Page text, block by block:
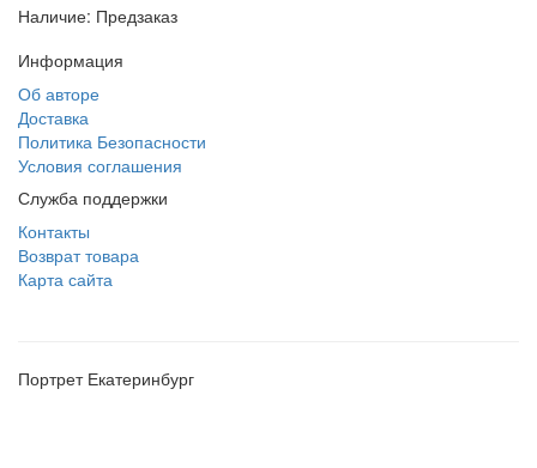
Наличие: Предзаказ
Информация
Об авторе
Доставка
Политика Безопасности
Условия соглашения
Служба поддержки
Контакты
Возврат товара
Карта сайта
Портрет Екатеринбург